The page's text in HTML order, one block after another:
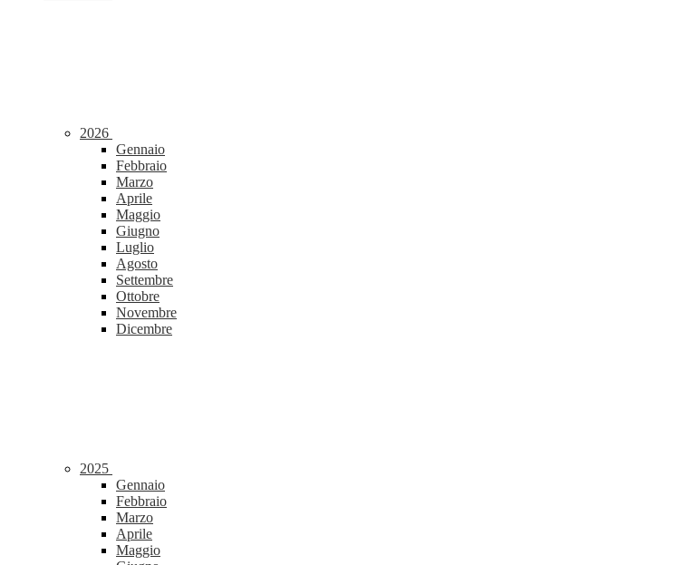
2026
Gennaio
Febbraio
Marzo
Aprile
Maggio
Giugno
Luglio
Agosto
Settembre
Ottobre
Novembre
Dicembre
2025
Gennaio
Febbraio
Marzo
Aprile
Maggio